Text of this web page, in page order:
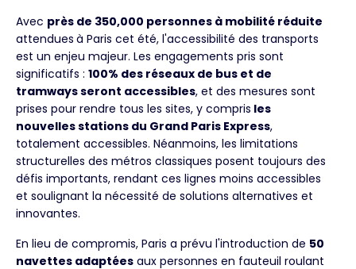
Avec près de 350,000 personnes à mobilité réduite
attendues à Paris cet été, l'accessibilité des transports
est un enjeu majeur. Les engagements pris sont
significatifs : 100% des réseaux de bus et de
tramways seront accessibles, et des mesures sont
prises pour rendre tous les sites, y compris les
nouvelles stations du Grand Paris Express,
totalement accessibles. Néanmoins, les limitations
structurelles des métros classiques posent toujours des
défis importants, rendant ces lignes moins accessibles
et soulignant la nécessité de solutions alternatives et
innovantes.
En lieu de compromis, Paris a prévu l'introduction de 50
navettes adaptées aux personnes en fauteuil roulant